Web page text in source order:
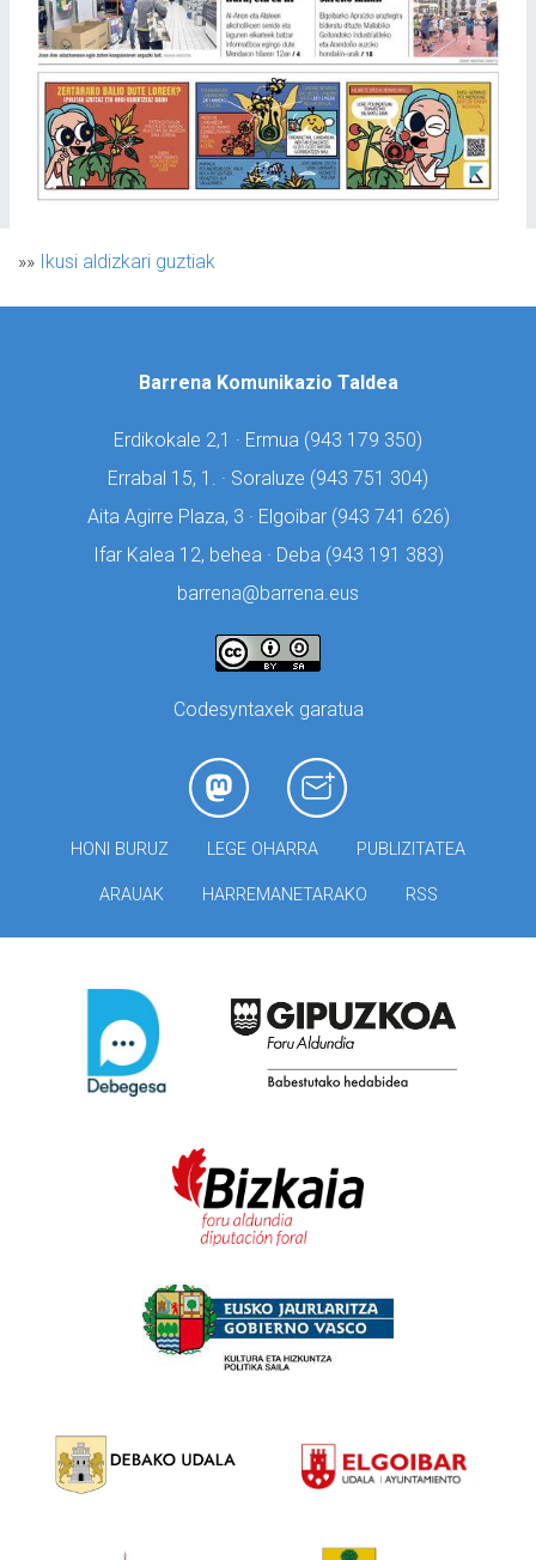
»» Ikusi aldizkari guztiak
Barrena Komunikazio Taldea
Erdikokale 2,1 · Ermua (943 179 350)
Errabal 15, 1. · Soraluze (943 751 304)
Aita Agirre Plaza, 3 · Elgoibar (943 741 626)
Ifar Kalea 12, behea · Deba (943 191 383)
barrena@barrena.eus
Codesyntaxek garatua
HONI BURUZ LEGE OHARRA PUBLIZITATEA
ARAUAK HARREMANETARAKO RSS